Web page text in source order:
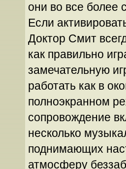
они во все более
Если
Доктор Смит
как правильно
замечательную
работать как в
полноэкранном
сопровождение
несколько
поднимающих
атмосферу